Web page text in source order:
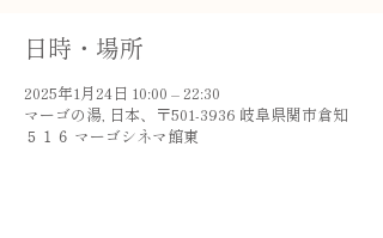
日時・場所
2025年1月24日 10:00 – 22:30
マーゴの湯, 日本、〒501-3936 岐阜県関市倉知
５１６ マーゴシネマ館東